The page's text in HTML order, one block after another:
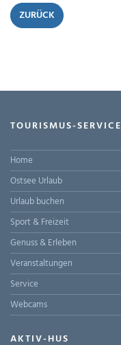
ZURÜCK
TOURISMUS-SERVICE
Home
Ostsee Urlaub
Urlaub buchen
Sport & Freizeit
Genuss & Erleben
Veranstaltungen
Service
Webcams
AKTIV-HUS